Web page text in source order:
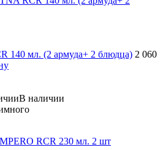
140 мл. (2 армуда+ 2 блюдца) 2 060
В наличии
много